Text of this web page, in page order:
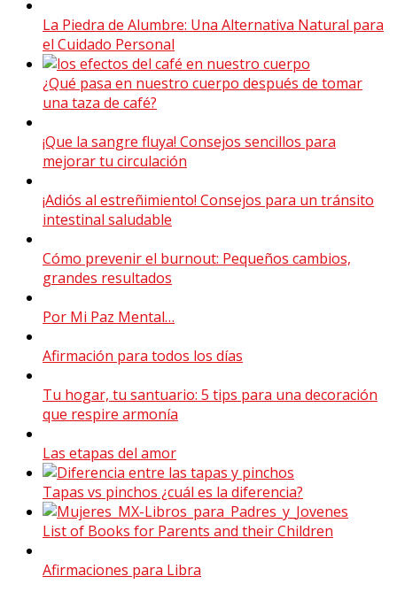
La Piedra de Alumbre: Una Alternativa Natural para
el Cuidado Personal
¿Qué pasa en nuestro cuerpo después de tomar
una taza de café?
¡Que la sangre fluya! Consejos sencillos para
mejorar tu circulación
¡Adiós al estreñimiento! Consejos para un tránsito
intestinal saludable
Cómo prevenir el burnout: Pequeños cambios,
grandes resultados
Por Mi Paz Mental…
Afirmación para todos los días
Tu hogar, tu santuario: 5 tips para una decoración
que respire armonía
Las etapas del amor
Tapas vs pinchos ¿cuál es la diferencia?
List of Books for Parents and their Children
Afirmaciones para Libra